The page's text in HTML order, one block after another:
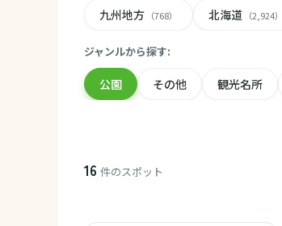
九州地方 （768） 北海道 （2,924）
ジャンルから探す:
公園 その他 観光名所
16 件のスポット